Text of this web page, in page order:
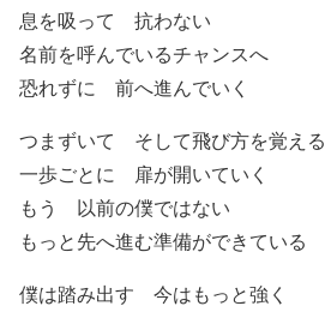
息を吸って 抗わない
名前を呼んでいるチャンスへ
恐れずに 前へ進んでいく
つまずいて そして飛び方を覚える
一歩ごとに 扉が開いていく
もう 以前の僕ではない
もっと先へ進む準備ができている
僕は踏み出す 今はもっと強く